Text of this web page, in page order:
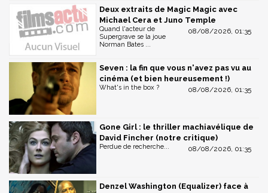
Deux extraits de Magic Magic avec
Michael Cera et Juno Temple
08/08/2026, 01:35
Quand l'acteur de
Supergrave se la joue
Norman Bates ...
Seven : la fin que vous n'avez pas vu au
cinéma (et bien heureusement !)
08/08/2026, 01:35
What's in the box ?
Gone Girl : le thriller machiavélique de
David Fincher (notre critique)
08/08/2026, 01:35
Perdue de recherche...
Denzel Washington (Equalizer) face à